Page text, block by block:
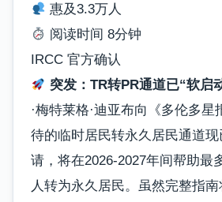
惠及3.3万人
阅读时间 8分钟
IRCC 官方确认
突发：TR转PR通道已“软启
·梅特莱格·迪亚布向《多伦多星
待的临时居民转永久居民通道现
请，将在2026-2027年间帮助最
人转为永久居民。虽然完整指